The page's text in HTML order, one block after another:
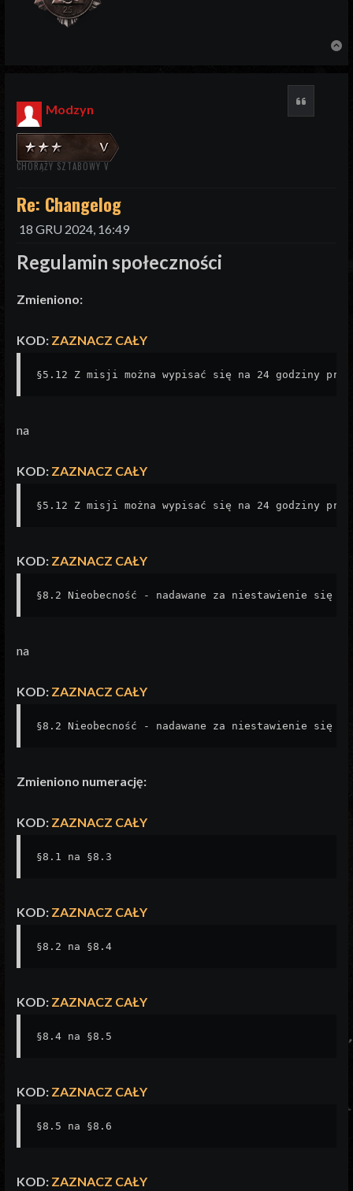
Modzyn
CHORĄŻY SZTABOWY V
Re: Changelog
18 GRU 2024, 16:49
Regulamin społeczności
Zmieniono:
KOD: ZAZNACZ CAŁY
§5.12 Z misji można wypisać się na 24 godziny
na
KOD: ZAZNACZ CAŁY
§5.12 Z misji można wypisać się na 24 godziny
KOD: ZAZNACZ CAŁY
§8.2 Nieobecność - nadawane za niestawienie się
na
KOD: ZAZNACZ CAŁY
§8.2 Nieobecność - nadawane za niestawienie
Zmieniono numerację:
KOD: ZAZNACZ CAŁY
§8.1 na §8.3
KOD: ZAZNACZ CAŁY
§8.2 na §8.4
KOD: ZAZNACZ CAŁY
§8.4 na §8.5
KOD: ZAZNACZ CAŁY
§8.5 na §8.6
KOD: ZAZNACZ CAŁY